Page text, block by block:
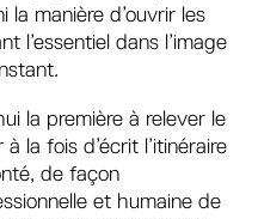
la manière d’ouvrir les
l’essentiel dans l’image
la première à relever le
la fois d’écrit l’itinéraire
de façon
et humaine de